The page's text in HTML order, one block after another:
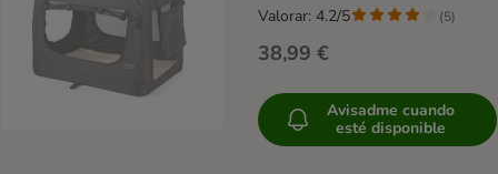
38,99 €
Valorar: 4.2/5 (5)
Avisadme cuando
esté disponible